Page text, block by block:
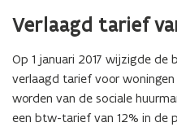
Verlaagd tarief
Op 1 januari 2017 wijzigde de
verlaagd tarief voor
worden van de sociale
een btw-tarief van 12% in de